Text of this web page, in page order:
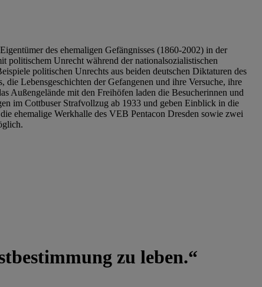
des ehemaligen Gefängnisses (1860-2002) in der
politischem Unrecht während der nationalsozialistischen
politischen Unrechts aus beiden deutschen Diktaturen des
Lebensgeschichten der Gefangenen und ihre Versuche, ihre
Außengelände mit den Freihöfen laden die Besucherinnen und
im Cottbuser Strafvollzug ab 1933 und geben Einblick in die
ehemalige Werkhalle des VEB Pentacon Dresden sowie zwei
zu leben.“